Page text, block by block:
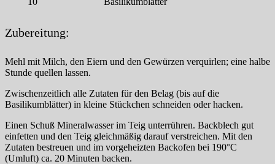
Zubereitung:
Mehl mit Milch, den Eiern und den Gewürzen verquirlen; eine halbe
Stunde quellen lassen.
Zwischenzeitlich alle Zutaten für den Belag (bis auf die
Basilikumblätter) in kleine Stückchen schneiden oder hacken.
Einen Schuß Mineralwasser im Teig unterrühren. Backblech gut
einfetten und den Teig gleichmäßig darauf verstreichen. Mit den
Zutaten bestreuen und im vorgeheizten Backofen bei 190°C
(Umluft) ca. 20 Minuten backen.